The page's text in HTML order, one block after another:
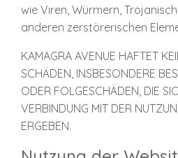
wie Viren, Würmern,
anderen zerstörerischen
KAMAGRA AVENUE HAFTET
SCHÄDEN, INSBESONDERE
ODER FOLGESCHÄDEN, DIE
VERBINDUNG MIT DER
ERGEBEN.